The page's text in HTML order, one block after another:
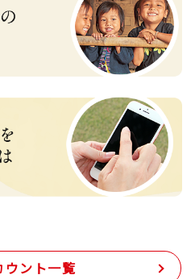
ウント一覧